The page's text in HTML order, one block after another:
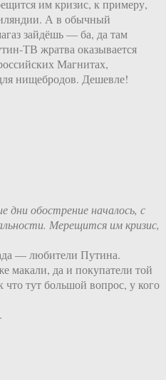
им кризис, к примеру,
А в обычный
зайдёшь — ба, да там
ТВ жратва оказывается
Магнитах,
нищебродов. Дешевле!
дни обострение началось, с
Мерещится им кризис,
— любители Путина.
макали, да и покупатели той
что тут большой вопрос, у кого